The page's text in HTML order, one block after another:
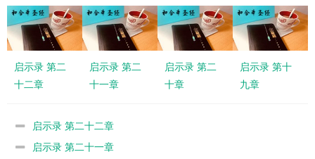
启示录 第二
十二章
启示录 第二
十一章
启示录 第二
十章
启示录 第十
九章
启示录 第二十二章
启示录 第二十一章